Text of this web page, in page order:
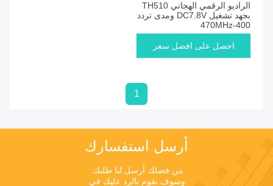
الراديو الرقمي الهجاني TH510
بجهد تشغيل DC7.8V ومدى تردد
400-470MHz
احصل على افضل سعر
1
أرسل استفسارك